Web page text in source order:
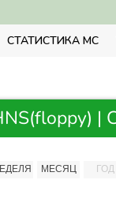
СТАТИСТИКА МС
|
МЕСЯЦ ГОД